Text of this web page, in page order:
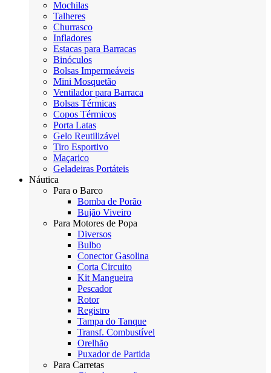
Mochilas
Talheres
Churrasco
Infladores
Estacas para Barracas
Binóculos
Bolsas Impermeáveis
Mini Mosquetão
Ventilador para Barraca
Bolsas Térmicas
Copos Térmicos
Porta Latas
Gelo Reutilizável
Tiro Esportivo
Maçarico
Geladeiras Portáteis
Náutica
Para o Barco
Bomba de Porão
Bujão Viveiro
Para Motores de Popa
Diversos
Bulbo
Conector Gasolina
Corta Circuito
Kit Mangueira
Pescador
Rotor
Registro
Tampa do Tanque
Transf. Combustível
Orelhão
Puxador de Partida
Para Carretas